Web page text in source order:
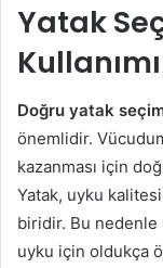
Yatak
Doğru yatak
önemlidir.
kazanması için
Yatak, uyku
biridir. Bu nedenle
uyku için oldukça